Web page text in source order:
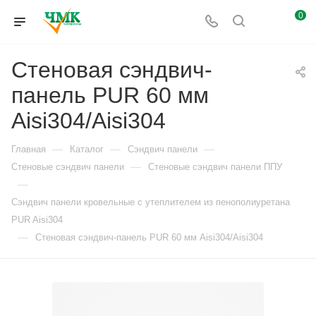
0
Стеновая сэндвич-
панель PUR 60 мм
Aisi304/Aisi304
Главная — Каталог — Сэндвич панели —
Стеновые сэндвич панели — Стеновые сэндвич панели ППУ
—
Сэндвич панели кровельные с утеплителем из пенополиуретана
PUR Aisi304
— Стеновая сэндвич-панель PUR 60 мм Aisi304/Aisi304